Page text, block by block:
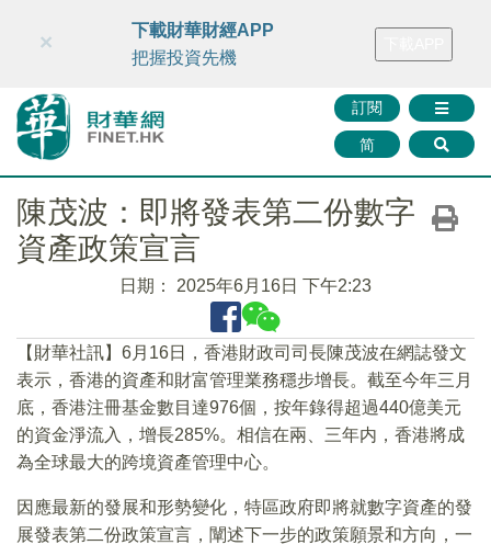
財華智庫網 FINTV FINMETA 財華證券 媒體矩陣
訂閱
简
×
下載財華財經APP
把握投資先機
陳茂波：即將發表第二份數字
資產政策宣言
日期： 2025年6月16日 下午2:23
【財華社訊】6月16日，香港財政司司長陳茂波在網誌發文
表示，香港的資產和財富管理業務穩步增長。截至今年三月
底，香港注冊基金數目達976個，按年錄得超過440億美元
的資金淨流入，增長285%。相信在兩、三年内，香港將成
為全球最大的跨境資產管理中心。
因應最新的發展和形勢變化，特區政府即將就數字資產的發
展發表第二份政策宣言，闡述下一步的政策願景和方向，一